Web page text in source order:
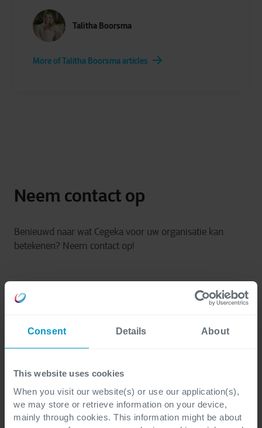
Consent Details About
This website uses cookies
When you visit our website(s) or use our application(s),
we may store or retrieve information on your device,
mainly through cookies. This information might be about
Talitha Boorsma
More of Talitha Boorsma articles
Neem contact op
Benieuwd naar wat Cegeka voor uw organisatie kan
betekenen? Neem contact op!
Voornaam*
Achternaam